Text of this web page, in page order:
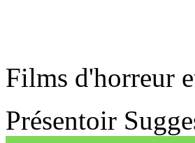
Films d'horreur
Présentoir